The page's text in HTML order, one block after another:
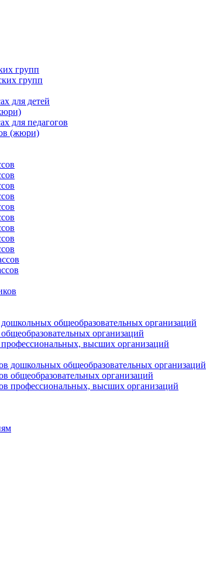
групп
групп
для детей
для педагогов
(жюри)
общеобразовательных организаций
организаций
высших организаций
дошкольных общеобразовательных организаций
общеобразовательных организаций
профессиональных, высших организаций